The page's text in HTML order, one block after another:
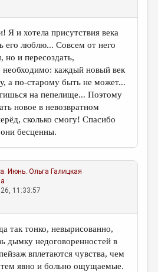
Я и хотела присутствия века
его люблю... Совсем от него
но и пересоздать,
необходимо: каждый новый век
а по-старому быть не может...
на пепелище... Поэтому
новое в невозвратном
сколько смогу! Спасибо
бесценны.
Июнь. Ольга Галицкая
11:33:57
так тонко, невырисованно,
дымку недоговоренностей в
вплетаются чувства, чем
явно и больно ощущаемые.